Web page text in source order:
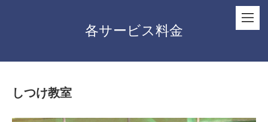
各サービス料金
しつけ教室